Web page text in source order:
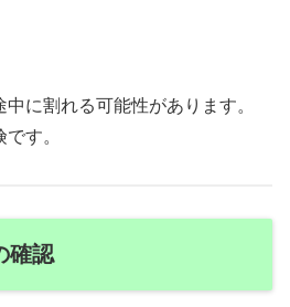
に割れる可能性があります。
す。
確認